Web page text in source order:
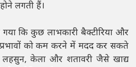
लगती हैं।
कि कुछ लाभकारी बैक्टीरिया और
प्रभावों को कम करने में मदद कर सकते
लहसुन, केला और शतावरी जैसे खाद्य